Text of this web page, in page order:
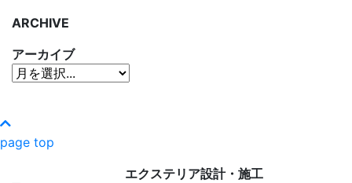
ARCHIVE
アーカイブ
page top
エクステリア設計・施工